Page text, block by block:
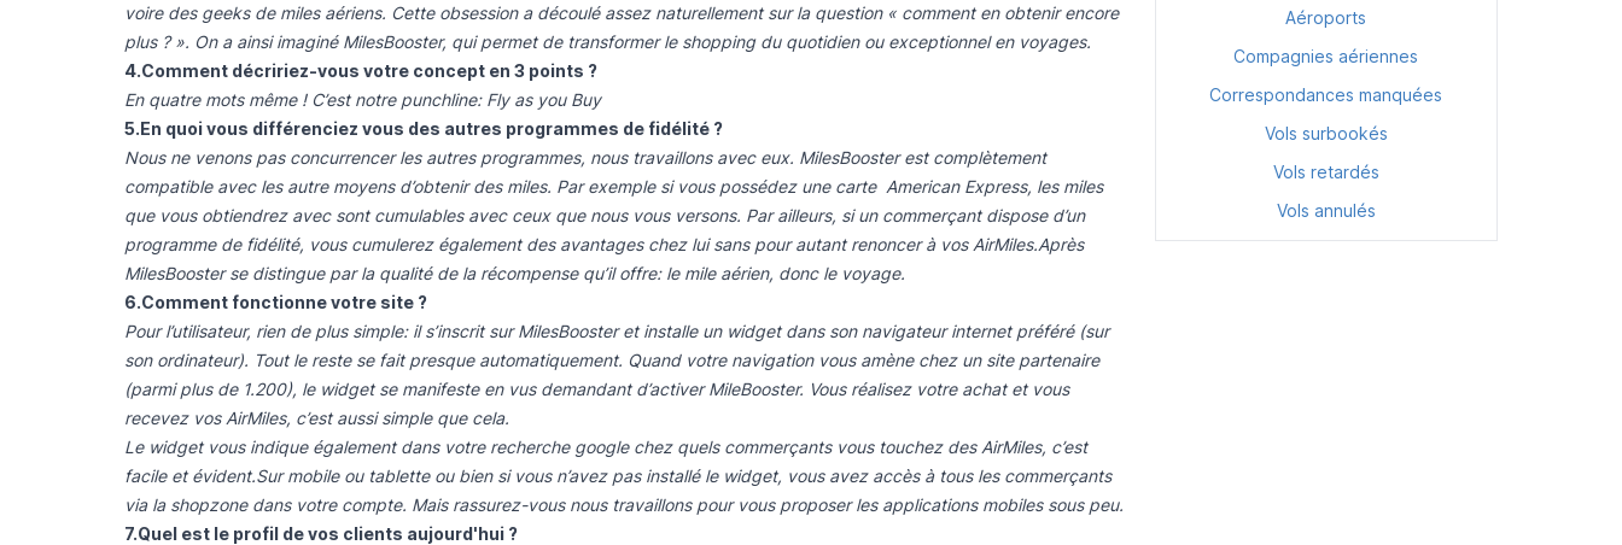
voire des geeks de miles aériens. Cette obsession a découlé assez naturellement sur la question « comment en obtenir encore
plus ? ». On a ainsi imaginé MilesBooster, qui permet de transformer le shopping du quotidien ou exceptionnel en voyages.
4.Comment décririez-vous votre concept en 3 points ?
En quatre mots même ! C’est notre punchline: Fly as you Buy
5.En quoi vous différenciez vous des autres programmes de fidélité ?
Nous ne venons pas concurrencer les autres programmes, nous travaillons avec eux. MilesBooster est complètement
compatible avec les autre moyens d’obtenir des miles. Par exemple si vous possédez une carte American Express, les miles
que vous obtiendrez avec sont cumulables avec ceux que nous vous versons. Par ailleurs, si un commerçant dispose d’un
programme de fidélité, vous cumulerez également des avantages chez lui sans pour autant renoncer à vos AirMiles.Après
MilesBooster se distingue par la qualité de la récompense qu’il offre: le mile aérien, donc le voyage.
6.Comment fonctionne votre site ?
Pour l’utilisateur, rien de plus simple: il s’inscrit sur MilesBooster et installe un widget dans son navigateur internet préféré (sur
son ordinateur). Tout le reste se fait presque automatiquement. Quand votre navigation vous amène chez un site partenaire
(parmi plus de 1.200), le widget se manifeste en vus demandant d’activer MileBooster. Vous réalisez votre achat et vous
recevez vos AirMiles, c’est aussi simple que cela.
Le widget vous indique également dans votre recherche google chez quels commerçants vous touchez des AirMiles, c’est
facile et évident.Sur mobile ou tablette ou bien si vous n’avez pas installé le widget, vous avez accès à tous les commerçants
via la shopzone dans votre compte. Mais rassurez-vous nous travaillons pour vous proposer les applications mobiles sous peu.
7.Quel est le profil de vos clients aujourd'hui ?
Aéroports
Compagnies aériennes
Correspondances manquées
Vols surbookés
Vols retardés
Vols annulés